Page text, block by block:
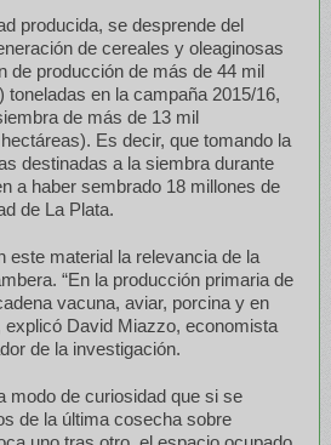
producida, se desprende del
de cereales y oleaginosas
de producción de más de 44 mil
toneladas en la campaña 2015/16,
de más de 13 mil
Es decir, que tomando la
destinadas a la siembra durante
a haber sembrado 18 millones de
de La Plata.
este material la relevancia de la
“En la producción primaria de
vacuna, aviar, porcina y en
explicó David Miazzo, economista
de la investigación.
modo de curiosidad que si se
de la última cosecha sobre